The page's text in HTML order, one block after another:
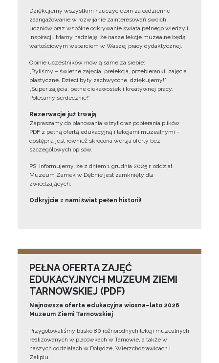
Dziękujemy wszystkim nauczycielom za codzienne
zaangażowanie w rozwijanie zainteresowań swoich
uczniów oraz wspólne odkrywanie świata pełnego wiedzy i
inspiracji. Mamy nadzieję, że nasze lekcje muzealne będą
wartościowym wsparciem w Waszej pracy dydaktycznej.
Opinie uczestników mówią same za siebie:
„Byliśmy – świetne zajęcia, prelekcja, przebieranki, zajęcia
plastyczne. Dzieci były zachwycone, dziękujemy!”
„Super zajęcia, pełne ciekawostek i kreatywnej pracy.
Polecamy serdecznie!”
Rezerwacje już trwają
Zapraszamy do planowania wizyt oraz pobierania plików
PDF z pełną ofertą edukacyjną i lekcjami muzealnymi –
dostępna jest również skrócona wersja oferty bez
szczegółowych opisów.
PS. Informujemy, że z dniem 1 grudnia 2025 r. oddział
Muzeum Zamek w Dębnie jest zamknięty dla
zwiedzających.
Odkryjcie z nami świat pełen historii!
PEŁNA OFERTA ZAJĘĆ
EDUKACYJNYCH MUZEUM ZIEMI
TARNOWSKIEJ (PDF)
Najnowsza oferta edukacyjna wiosna–lato 2026
Muzeum Ziemi Tarnowskiej
Przygotowaliśmy blisko 80 różnorodnych lekcji muzealnych
realizowanych w placówkach w Tarnowie, a także w
naszych oddziałach w Dołędze, Wierzchosławicach i
Zalipiu.